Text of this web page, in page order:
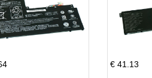
€ 41.13